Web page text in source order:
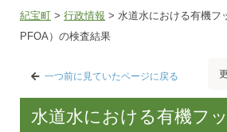
紀宝町 > 行政情報 > 水道水における有機フ
PFOA）の検査結果
一つ前に見ていたページに戻る
水道水における有機フ